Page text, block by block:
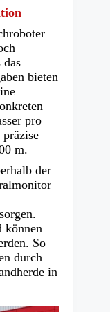
bieten
pro
m.
der
können
So
durch
in